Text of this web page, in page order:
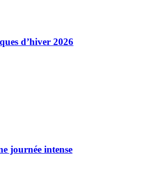
d’hiver 2026
journée intense